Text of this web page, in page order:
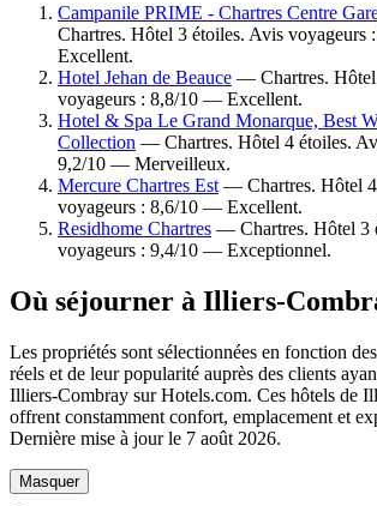
Campanile PRIME - Chartres Centre
Chartres. Hôtel 3 étoiles. Avis
Excellent.
Hotel Jehan de Beauce — Chartres.
voyageurs : 8,8/10 — Excellent.
Hotel & Spa Le Grand Monarque, Best
Collection — Chartres. Hôtel 4 étoiles.
9,2/10 — Merveilleux.
Mercure Chartres Est — Chartres. Hôtel
voyageurs : 8,6/10 — Excellent.
Residhome Chartres — Chartres. Hôtel 3
voyageurs : 9,4/10 — Exceptionnel.
Où séjourner à Illiers-
Les propriétés sont sélectionnées en fonction
réels et de leur popularité auprès des clients
Illiers-Combray sur Hotels.com. Ces hôtels de
offrent constamment confort, emplacement et
Dernière mise à jour le 7 août 2026.
Masquer